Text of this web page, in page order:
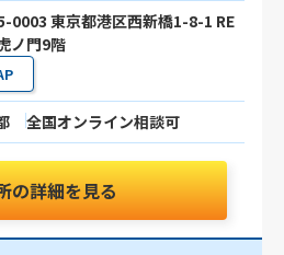
0003 東京都港区⻄新橋1-8-1 RE
ノ門9階
全国オンライン相談可
の詳細を見る